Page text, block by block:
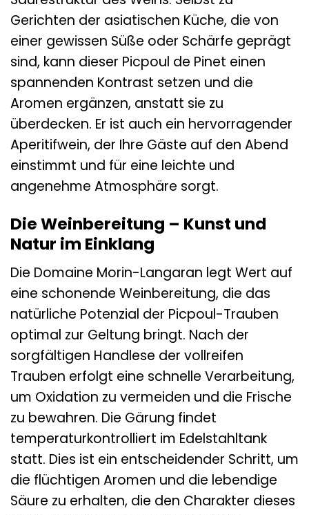
Gerichten der asiatischen Küche, die von
einer gewissen Süße oder Schärfe geprägt
sind, kann dieser Picpoul de Pinet einen
spannenden Kontrast setzen und die
Aromen ergänzen, anstatt sie zu
überdecken. Er ist auch ein hervorragender
Aperitifwein, der Ihre Gäste auf den Abend
einstimmt und für eine leichte und
angenehme Atmosphäre sorgt.
Die Weinbereitung – Kunst und
Natur im Einklang
Die Domaine Morin-Langaran legt Wert auf
eine schonende Weinbereitung, die das
natürliche Potenzial der Picpoul-Trauben
optimal zur Geltung bringt. Nach der
sorgfältigen Handlese der vollreifen
Trauben erfolgt eine schnelle Verarbeitung,
um Oxidation zu vermeiden und die Frische
zu bewahren. Die Gärung findet
temperaturkontrolliert im Edelstahltank
statt. Dies ist ein entscheidender Schritt, um
die flüchtigen Aromen und die lebendige
Säure zu erhalten, die den Charakter dieses